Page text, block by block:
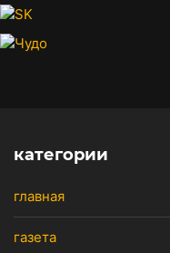
категории
главная
газета